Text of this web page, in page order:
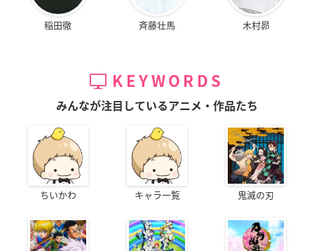
稲田徹 斉藤壮馬 木村昴
KEYWORDS
みんなが注目しているアニメ・作品たち
ちいかわ キャラ一覧 鬼滅の刃